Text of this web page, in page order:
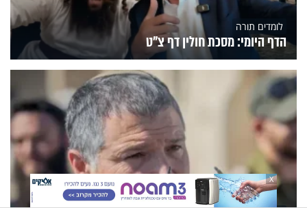
לומדים תורה
הדף היומי: מסכת חולין דף צ"ט
X